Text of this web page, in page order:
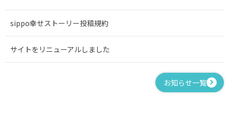
sippo幸せストーリー投稿規約
サイトをリニューアルしました
お知らせ一覧